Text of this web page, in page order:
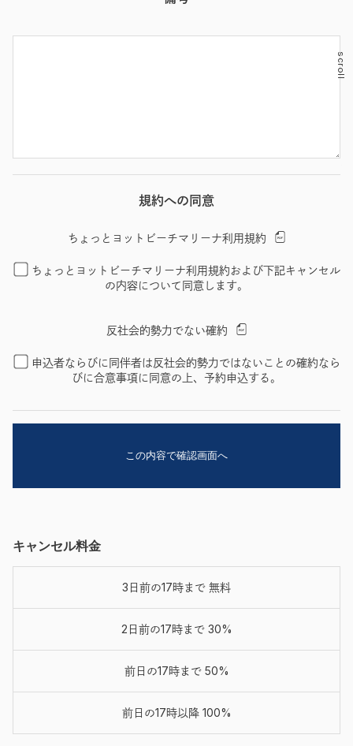
scroll
規約への同意
ちょっとヨットビーチマリーナ利用規約
ちょっとヨットビーチマリーナ利用規約および下記キャンセル
の内容について同意します。
反社会的勢力でない確約
申込者ならびに同伴者は反社会的勢力ではないことの確約なら
びに合意事項に同意の上、予約申込する。
キャンセル料金
3日前の17時まで 無料
2日前の17時まで 30%
前日の17時まで 50%
前日の17時以降 100%